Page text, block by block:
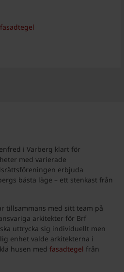
i Varberg klart för
med varierade
erbjuda
bästa läge – ett stenkast från
tillsammans med sitt team på
arkitekter för Brf
uttrycka sig individuellt men
enhet valde arkitekterna i
husen med fasadtegel från